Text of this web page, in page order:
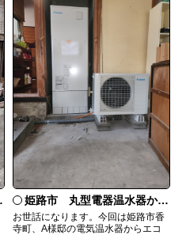
姫路市 丸型電器温水器からエコキュートへ取替
お世話になります。今回は姫路市香
寺町、A様邸の電気温水器からエコ